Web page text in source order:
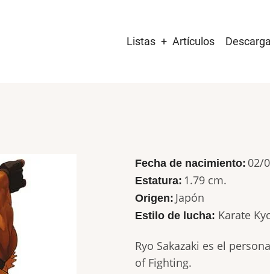
navigation
Listas Artículos
Fecha de nacimiento: 02/
Estatura: 1.79 cm.
Origen: Japón
Estilo de lucha: Karate
Ryo Sakazaki es el
of Fighting.